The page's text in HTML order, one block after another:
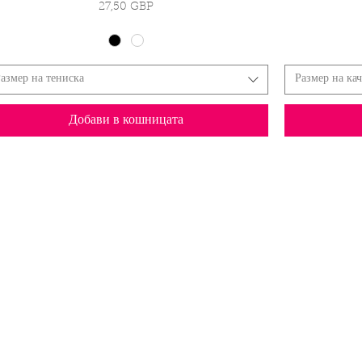
Цена
27,50 GBP
на тениска
Добави в кошницата
Размер на